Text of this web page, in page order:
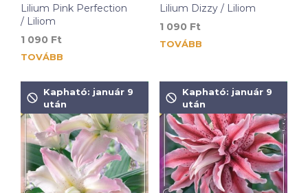
Lilium Pink Perfection
/ Liliom
1 090 Ft
TOVÁBB
Lilium Dizzy / Liliom
1 090 Ft
TOVÁBB
Kapható: január 9
után
Kapható: január 9
után